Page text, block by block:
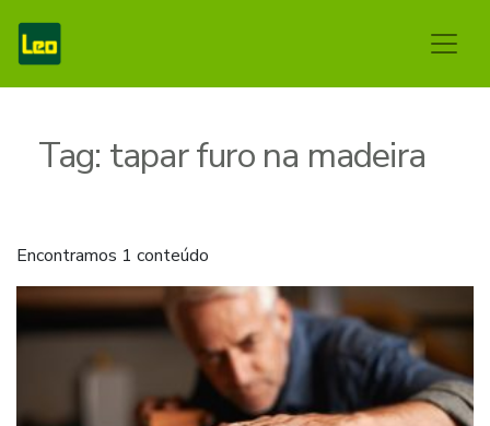
Tag: tapar furo na madeira
Encontramos 1 conteúdo